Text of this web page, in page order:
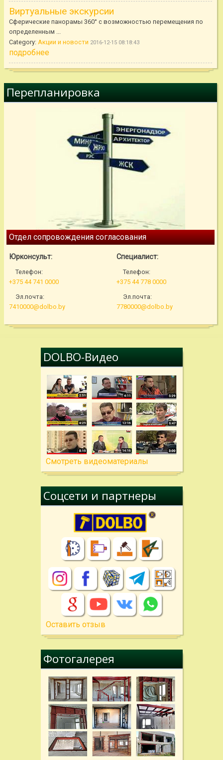
Виртуальные экскурсии
Сферические панорамы 360° с возможностью перемещения по
определенным ...
Category: Акции и новости 2016-12-15 08:18:43
подробнее
Перепланировка
Отдел сопровождения согласования
Юрконсульт:
Телефон:
+375 44 741 0000
Эл.почта:
7410000@dolbo.by
Специалист:
Телефон:
+375 44 778 0000
Эл.почта:
7780000@dolbo.by
DOLBO-Видео
Cмотреть видеоматериалы
Соцсети и партнеры
Оставить отзыв
Фотогалерея